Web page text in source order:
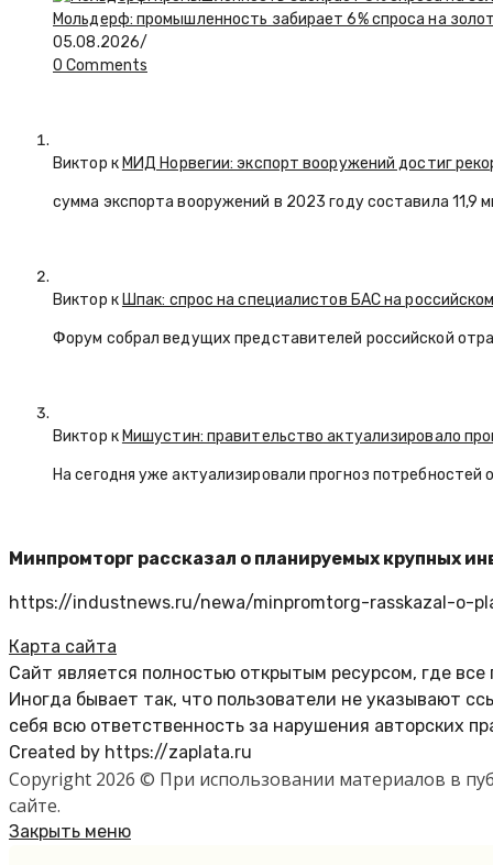
Мольдерф: промышленность забирает 6% спроса на
05.08.2026/
0 Comments
Виктор кМИД Норвегии: экспорт вооружений достиг
сумма экспорта вооружений в 2023 году составила 11,9
Виктор кШпак: спрос на специалистов БАС на
Форум собрал ведущих представителей российской
Виктор кМишустин: правительство актуализировало
На сегодня уже актуализировали прогноз
Минпромторг рассказал о планируемых крупных
https://industnews.ru/newa/minpromtorg-rasskazal-o-
Карта сайта
Сайт является полностью открытым ресурсом, где
Иногда бывает так, что пользователи не указывают
себя всю ответственность за нарушения авторских
Created by https://zaplata.ru
Copyright 2026 © При использовании материалов в
сайте.
Закрыть меню